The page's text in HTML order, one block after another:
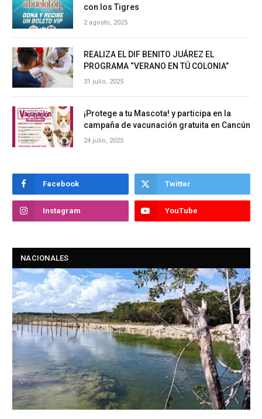
con los Tigres
2 agosto, 2025
REALIZA EL DIF BENITO JUÁREZ EL
PROGRAMA “VERANO EN TÚ COLONIA”
31 julio, 2025
¡Protege a tu Mascota! y participa en la
campaña de vacunación gratuita en Cancún
24 julio, 2025
Facebook Twitter
Instagram YouTube
NACIONALES